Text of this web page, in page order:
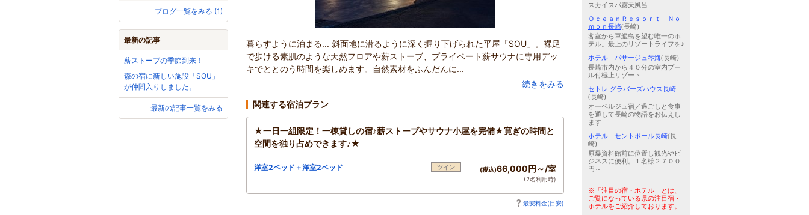
ブログ一覧をみる (1)
最新の記事
薪ストーブの季節到来！
森の宿に新しい施設「SOU」
が仲間入りしました。
最新の記事一覧をみる
暮らすように泊まる... 斜面地に潜るように深く掘り下げられた平屋「SOU」。裸足
で歩ける素肌のような天然フロアや薪ストーブ、プライベート薪サウナに専用デッ
キでととのう時間を楽しめます。自然素材をふんだんに...
続きをみる
関連する宿泊プラン
★一日一組限定！一棟貸しの宿♪薪ストーブやサウナ小屋を完備★寛ぎの時間と
空間を独り占めできます♪★
洋室2ベッド＋洋室2ベッド ツイン (税込)66,000円～/室
(2名利用時)
最安料金(目安)
スカイスパ露天風呂
ＯｃｅａｎＲｅｓｏｒｔ Ｎｏ
ｍｏｎ長崎(長崎)
客室から軍艦島を望む唯一のホ
テル。最上のリゾートライフを♪
ホテル パサージュ琴海(長崎)
長崎市内から４０分の室内プー
ル付極上リゾート
セトレ グラバーズハウス長崎
(長崎)
オーベルジュ宿／過ごしと食事
を通して長崎の物語をお伝えし
ます
ホテル セントポール長崎(長
崎)
原爆資料館前に位置し観光やビ
ジネスに便利。１名様２７００
円～
※「注目の宿・ホテル」とは、
ご覧になっている県の注目宿・
ホテルをご紹介しております。